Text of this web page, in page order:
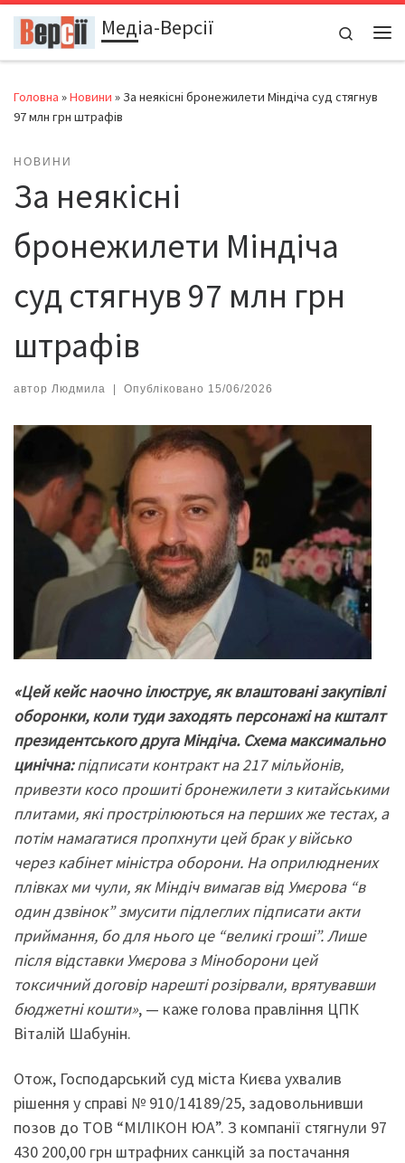
Перейти до вмістуМедіа-Версії
Search
Головна »Новини » За неякісні бронежилети Міндіча суд стягнув
97 млн грн штрафів
НОВИНИ
За неякісні
бронежилети Міндіча
суд стягнув 97 млн грн
штрафів
автор Людмила | Опубліковано 15/06/2026
«Цей кейс наочно ілюструє, як влаштовані закупівлі
оборонки, коли туди заходять персонажі на кшталт
президентського друга Міндіча. Схема максимально
цинічна:підписати контракт на 217 мільйонів,
привезти косо прошиті бронежилети з китайськими
плитами, які прострілюються на перших же тестах, а
потім намагатися пропхнути цей брак у військо
через кабінет міністра оборони. На оприлюднених
плівках ми чули, як Міндіч вимагав від Умєрова “в
один дзвінок” змусити підлеглих підписати акти
приймання, бо для нього це “великі гроші”. Лише
після відставки Умєрова з Міноборони цей
токсичний договір нарешті розірвали, врятувавши
бюджетні кошти», — каже голова правління ЦПК
Віталій Шабунін.
Отож, Господарський суд міста Києва ухвалив
рішення у справі № 910/14189/25, задовольнивши
позов до ТОВ “МІЛІКОН ЮА”. З компанії стягнули 97
430 200,00 грн штрафних санкцій за постачання